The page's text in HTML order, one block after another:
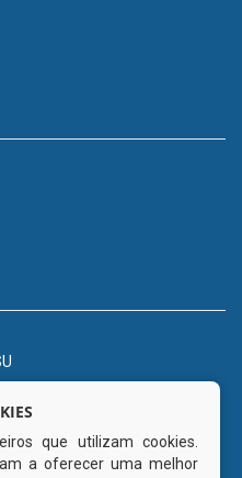
Cidadão (e-SIC)
que utilizam cookies.
a oferecer uma melhor